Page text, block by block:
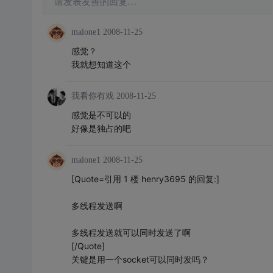
malone1 2008-11-25
感觉？
我就想知道这个
我看你有戏 2008-11-25
感觉是不可以的
好像是独占的吧
malone1 2008-11-25
[Quote=引用 1 楼 henry3695 的回复:]
多线程发送啊
多线程发送就可以同时发送了啊
[/Quote]
关键是用一个socket可以同时发吗？